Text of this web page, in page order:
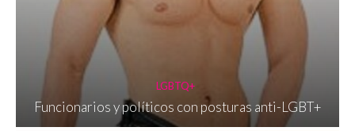
LGBTQ+
Funcionarios y políticos con posturas anti-LGBT+